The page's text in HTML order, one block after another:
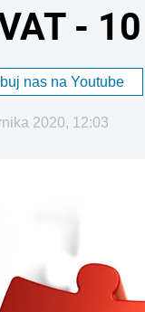
-
nas na Youtube
2020, 12:03